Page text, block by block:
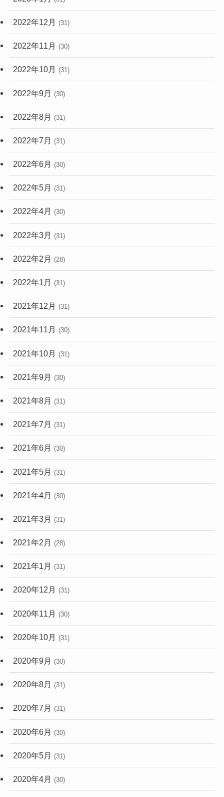
2022年12月 (31)
2022年11月 (30)
2022年10月 (31)
2022年9月 (30)
2022年8月 (31)
2022年7月 (31)
2022年6月 (30)
2022年5月 (31)
2022年4月 (30)
2022年3月 (31)
2022年2月 (28)
2022年1月 (31)
2021年12月 (31)
2021年11月 (30)
2021年10月 (31)
2021年9月 (30)
2021年8月 (31)
2021年7月 (31)
2021年6月 (30)
2021年5月 (31)
2021年4月 (30)
2021年3月 (31)
2021年2月 (28)
2021年1月 (31)
2020年12月 (31)
2020年11月 (30)
2020年10月 (31)
2020年9月 (30)
2020年8月 (31)
2020年7月 (31)
2020年6月 (30)
2020年5月 (31)
2020年4月 (30)